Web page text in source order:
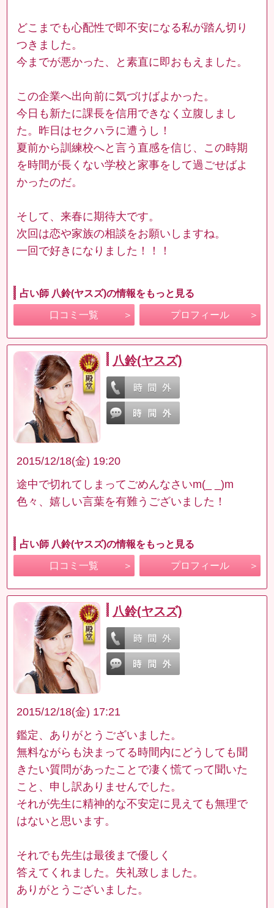
どこまでも心配性で即不安になる私が踏ん切り
つきました。
今までが悪かった、と素直に即おもえました。
この企業へ出向前に気づけばよかった。
今日も新たに課長を信用できなく立腹しまし
た。昨日はセクハラに遭うし！
夏前から訓練校へと言う直感を信じ、この時期
を時間が長くない学校と家事をして過ごせばよ
かったのだ。
そして、来春に期待大です。
次回は恋や家族の相談をお願いしますね。
一回で好きになりました！！！
占い師 八鈴(ヤスズ)の情報をもっと見る
口コミ一覧 プロフィール
八鈴(ヤスズ)
2015/12/18(金) 19:20
途中で切れてしまってごめんなさいm(_ _)m
色々、嬉しい言葉を有難うございました！
占い師 八鈴(ヤスズ)の情報をもっと見る
口コミ一覧 プロフィール
八鈴(ヤスズ)
2015/12/18(金) 17:21
鑑定、ありがとうございました。
無料ながらも決まってる時間内にどうしても聞
きたい質問があったことで凄く慌てって聞いた
こと、申し訳ありませんでした。
それが先生に精神的な不安定に見えても無理で
はないと思います。
それでも先生は最後まで優しく
答えてくれました。失礼致しました。
ありがとうございました。